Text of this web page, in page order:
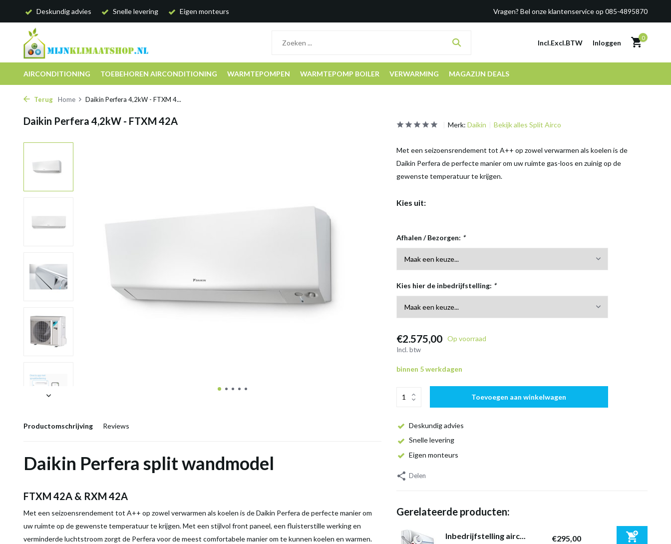
Deskundig advies Snelle levering Eigen monteurs Vragen? Bel onze klantenservice op 085-4895870
Incl.Excl.BTW Inloggen
0
AIRCONDITIONING TOEBEHOREN AIRCONDITIONING WARMTEPOMPEN WARMTEPOMP BOILER VERWARMING MAGAZIJN DEALS
Terug Home Daikin Perfera 4,2kW - FTXM 4...
Daikin Perfera 4,2kW - FTXM 42A
Productomschrijving Reviews
Daikin Perfera split wandmodel
FTXM 42A & RXM 42A
Met een seizoensrendement tot A++ op zowel verwarmen als koelen is de Daikin Perfera de perfecte manier om
uw ruimte op de gewenste temperatuur te krijgen. Met een stijlvol front paneel, een fluisterstille werking en
verminderde luchtstroom zorgt de Perfera voor de meest comfortabele manier om te kunnen koelen en warmen.
Merk: Daikin Bekijk alles Split Airco
Met een seizoensrendement tot A++ op zowel verwarmen als koelen is de
Daikin Perfera de perfecte manier om uw ruimte gas-loos en zuinig op de
gewenste temperatuur te krijgen.
Kies uit:
Afhalen / Bezorgen: *
Kies hier de inbedrijfstelling: *
€2.575,00 Op voorraad
Incl. btw
binnen 5 werkdagen
Toevoegen aan winkelwagen
Deskundig advies
Snelle levering
Eigen monteurs
Delen
Gerelateerde producten:
Inbedrijfstelling airc... €295,00